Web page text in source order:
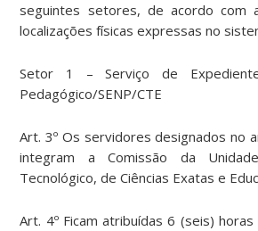
seguintes setores, de acordo com
localizações físicas expressas no
Setor 1 – Serviço de
Pedagógico/SENP/CTE
Art. 3º Os servidores designados no
integram a Comissão da
Tecnológico, de Ciências Exatas e
Art. 4º Ficam atribuídas 6 (seis) horas